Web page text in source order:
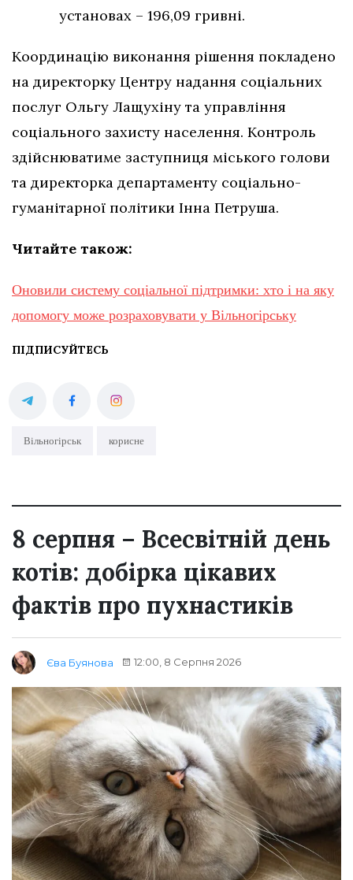
установах – 196,09 гривні.
Координацію виконання рішення покладено
на директорку Центру надання соціальних
послуг Ольгу Лащухіну та управління
соціального захисту населення. Контроль
здійснюватиме заступниця міського голови
та директорка департаменту соціально-
гуманітарної політики Інна Петруша.
Читайте також:
Оновили систему соціальної підтримки: хто і на яку
допомогу може розраховувати у Вільногірську
ПІДПИСУЙТЕСЬ
Вільногірськ корисне
8 серпня – Всесвітній день
котів: добірка цікавих
фактів про пухнастиків
Єва Буянова 12:00, 8 Серпня 2026